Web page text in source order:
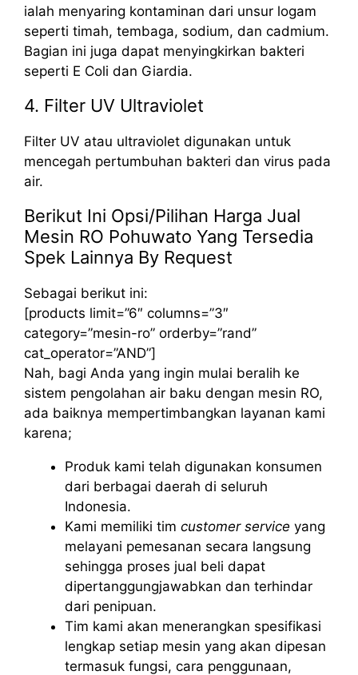
ialah menyaring kontaminan dari unsur logam
seperti timah, tembaga, sodium, dan cadmium.
Bagian ini juga dapat menyingkirkan bakteri
seperti E Coli dan Giardia.
4. Filter UV Ultraviolet
Filter UV atau ultraviolet digunakan untuk
mencegah pertumbuhan bakteri dan virus pada
air.
Berikut Ini Opsi/Pilihan Harga Jual
Mesin RO Pohuwato Yang Tersedia
Spek Lainnya By Request
Sebagai berikut ini:
[products limit=”6″ columns=”3″
category=”mesin-ro” orderby=”rand”
cat_operator=”AND”]
Nah, bagi Anda yang ingin mulai beralih ke
sistem pengolahan air baku dengan mesin RO,
ada baiknya mempertimbangkan layanan kami
karena;
Produk kami telah digunakan konsumen
dari berbagai daerah di seluruh
Indonesia.
Kami memiliki tim customer service yang
melayani pemesanan secara langsung
sehingga proses jual beli dapat
dipertanggungjawabkan dan terhindar
dari penipuan.
Tim kami akan menerangkan spesifikasi
lengkap setiap mesin yang akan dipesan
termasuk fungsi, cara penggunaan,